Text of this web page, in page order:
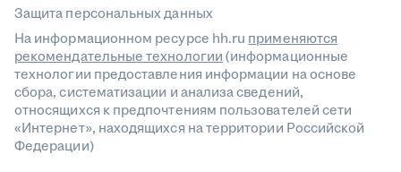
Защита персональных данных
На информационном ресурсе hh.ru применяются
рекомендательные технологии(информационные
технологии предоставления информации на основе
сбора, систематизации и анализа сведений,
относящихся к предпочтениям пользователей сети
«Интернет», находящихся на территории Российской
Федерации)